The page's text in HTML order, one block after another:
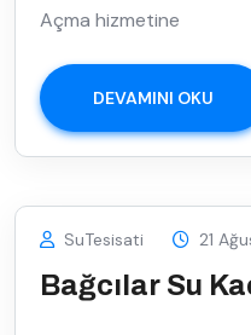
Açma hizmetine
DEVAMINI OKU
SuTesisati 21
Bağcılar Su